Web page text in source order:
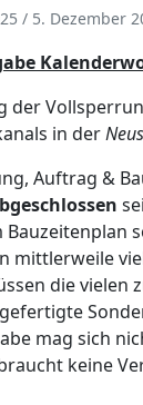
/ 5. Dezember
der
in der
Auftrag &
Bauzeitenplan
mittlerweile
die vielen
mag sich
keine